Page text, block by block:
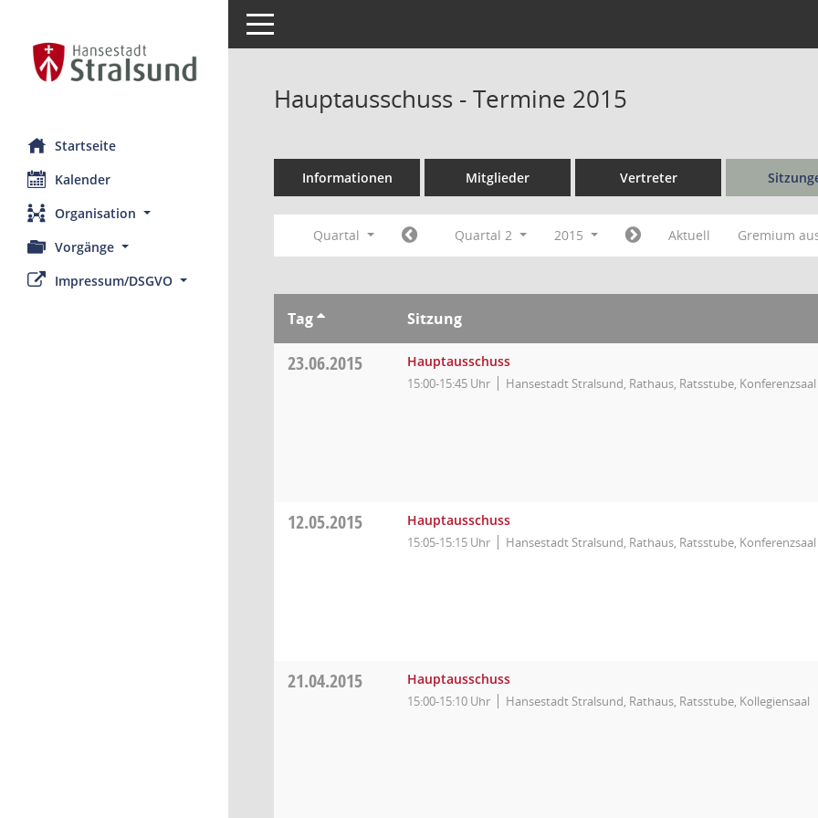
Startseite
Kalender
Organisation
Vorgänge
Impressum/DSGVO
Toggle navigation
Hauptausschuss - Termine 2015
Informationen Mitglieder Vertreter
Quartal Quartal 2 2015 Aktuell Gremium
Tag Sitzung
23.06.2015 Hauptausschuss
15:00-15:45 Uhr Hansestadt Stralsund, Rathaus, Ratsstube, Konferenzsaal
12.05.2015 Hauptausschuss
15:05-15:15 Uhr Hansestadt Stralsund, Rathaus, Ratsstube, Konferenzsaal
21.04.2015 Hauptausschuss
15:00-15:10 Uhr Hansestadt Stralsund, Rathaus, Ratsstube, Kollegiensaal